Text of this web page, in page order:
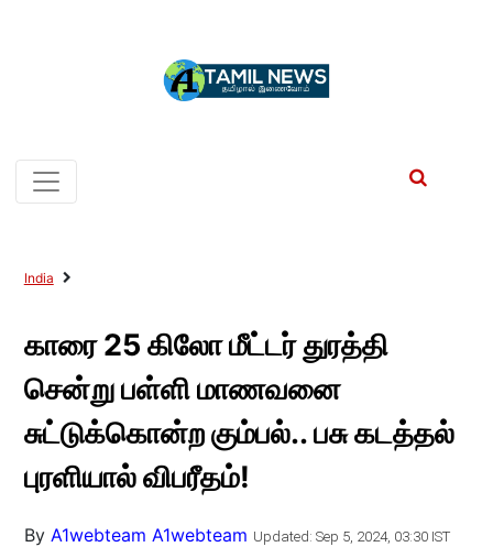
India
காரை 25 கிலோ மீட்டர் துரத்தி
சென்று பள்ளி மாணவனை
சுட்டுக்கொன்ற கும்பல்.. பசு கடத்தல்
புரளியால் விபரீதம்!
By A1webteam A1webteam Updated: Sep 5, 2024, 03:30 IST